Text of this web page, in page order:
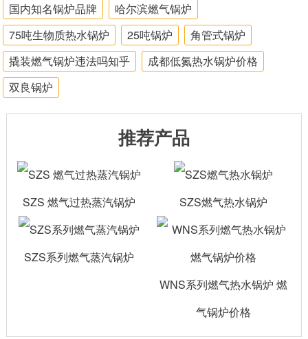
国内知名锅炉品牌
哈尔滨燃气锅炉
75吨生物质热水锅炉
25吨锅炉
角管式锅炉
撬装燃气锅炉违法吗知乎
成都低氮热水锅炉价格
双良锅炉
推荐产品
SZS 燃气过热蒸汽锅炉 SZS燃气热水锅炉
SZS系列燃气蒸汽锅炉
WNS系列燃气热水锅炉 燃
气锅炉价格